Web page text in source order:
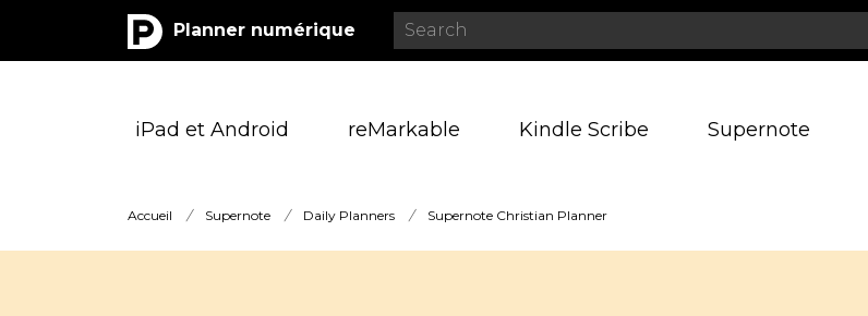
Planner numérique
iPad et Android reMarkable Kindle Scribe Supernote
Accueil / Supernote / Daily Planners / Supernote Christian Planner